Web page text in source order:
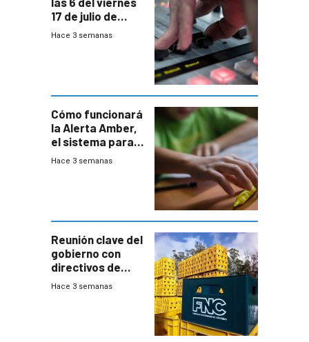
17 de julio de
2026
Hace 3 semanas
Cómo funcionará
la Alerta Amber,
el sistema para
la búsqueda
Hace 3 semanas
Reunión clave del
gobierno con
directivos de
Fábricas
Hace 3 semanas